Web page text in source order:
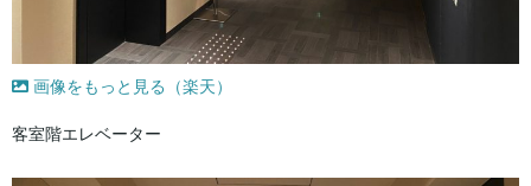
画像をもっと見る（楽天）
客室階エレベーター